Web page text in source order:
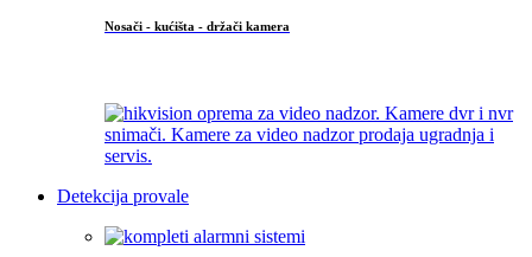
Nosači - kućišta - držači kamera
Detekcija provale